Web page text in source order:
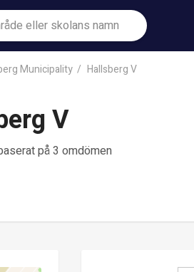
Municipality Hallsberg V
V
på 3 omdömen